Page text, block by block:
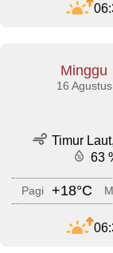
Minggu
16 Agustus
Timur
63
Pagi +18°C